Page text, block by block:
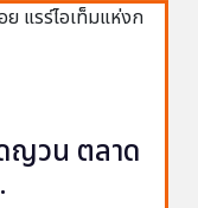
ญวน ตลาด